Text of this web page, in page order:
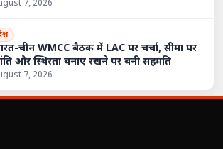
7, 2026
चीन WMCC बैठक में LAC पर चर्चा, सीमा पर
और स्थिरता बनाए रखने पर बनी सहमति
7, 2026